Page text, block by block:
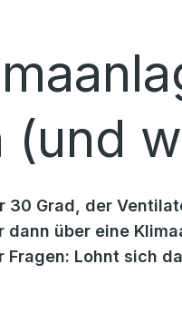
(und
30 Grad, der
über eine
Lohnt sich